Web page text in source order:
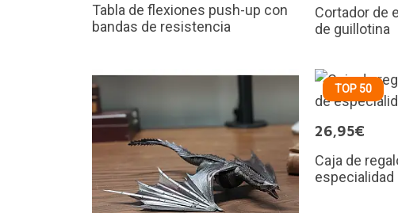
Tabla de flexiones push-up con
bandas de resistencia
Cortador de
de guillotina
TOP 50
26,95€
Caja de
especialidad